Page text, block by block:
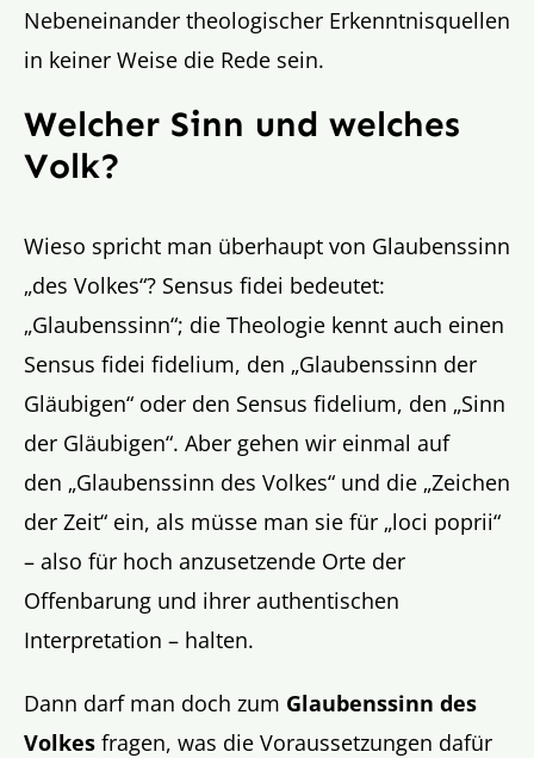
Nebeneinander theologischer Erkenntnisquellen
in keiner Weise die Rede sein.
Welcher Sinn und welches
Volk?
Wieso spricht man überhaupt von Glaubenssinn
„des Volkes“? Sensus fidei bedeutet:
„Glaubenssinn“; die Theologie kennt auch einen
Sensus fidei fidelium, den „Glaubenssinn der
Gläubigen“ oder den Sensus fidelium, den „Sinn
der Gläubigen“. Aber gehen wir einmal auf
den „Glaubenssinn des Volkes“ und die „Zeichen
der Zeit“ ein, als müsse man sie für „loci poprii“
– also für hoch anzusetzende Orte der
Offenbarung und ihrer authentischen
Interpretation – halten.
Dann darf man doch zum Glaubenssinn des
Volkes fragen, was die Voraussetzungen dafür